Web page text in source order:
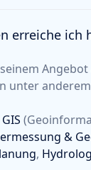
erreiche ich
unter
GIS
&
,